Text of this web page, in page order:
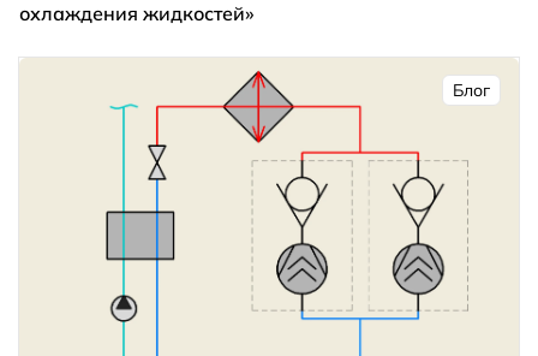
охлаждения жидкостей»
Блог